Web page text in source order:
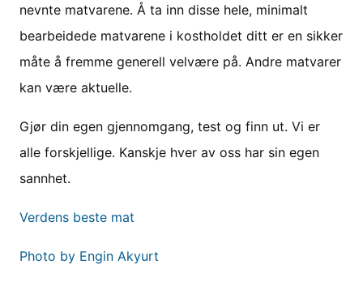
nevnte matvarene. Å ta inn disse hele, minimalt
bearbeidede matvarene i kostholdet ditt er en sikker
måte å fremme generell velvære på. Andre matvarer
kan være aktuelle.
Gjør din egen gjennomgang, test og finn ut. Vi er
alle forskjellige. Kanskje hver av oss har sin egen
sannhet.
Verdens beste mat
Photo by Engin Akyurt